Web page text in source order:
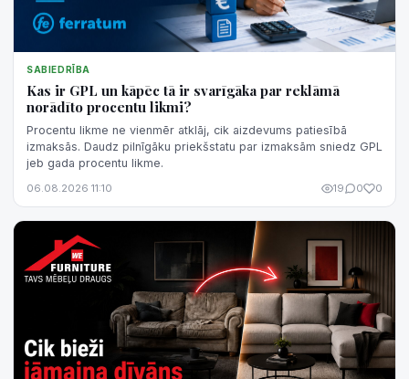
SABIEDRĪBA
Kas ir GPL un kāpēc tā ir svarīgāka par reklāmā
norādīto procentu likmi?
Procentu likme ne vienmēr atklāj, cik aizdevums patiesībā
izmaksās. Daudz pilnīgāku priekšstatu par izmaksām sniedz GPL
jeb gada procentu likme.
06.08.2026 11:10 19 0 0